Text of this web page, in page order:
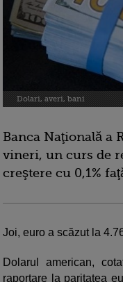
Dolari, averi, bani
Banca Naţională a
vineri, un curs de
creştere cu 0,1%
Joi, euro a scăzut la
Dolarul american,
raportare la paritatea